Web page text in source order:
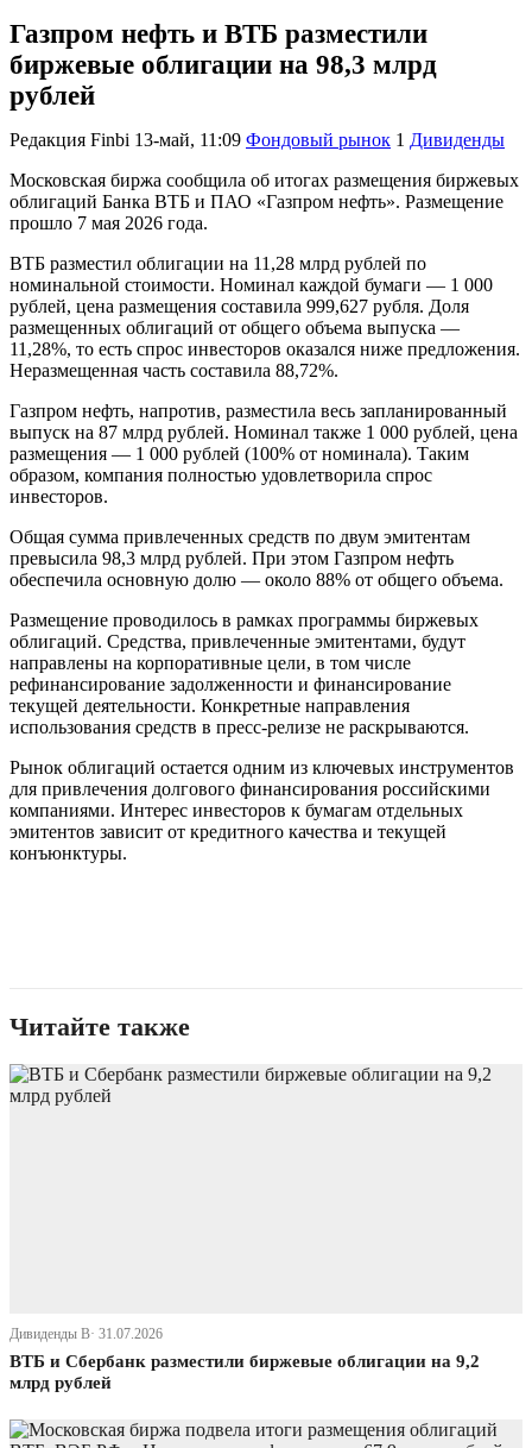
Газпром нефть и ВТБ разместили
биржевые облигации на 98,3 млрд
рублей
Редакция Finbi 13-май, 11:09 Фондовый рынок 1 Дивиденды
Московская биржа сообщила об итогах размещения биржевых
облигаций Банка ВТБ и ПАО «Газпром нефть». Размещение
прошло 7 мая 2026 года.
ВТБ разместил облигации на 11,28 млрд рублей по
номинальной стоимости. Номинал каждой бумаги — 1 000
рублей, цена размещения составила 999,627 рубля. Доля
размещенных облигаций от общего объема выпуска —
11,28%, то есть спрос инвесторов оказался ниже предложения.
Неразмещенная часть составила 88,72%.
Газпром нефть, напротив, разместила весь запланированный
выпуск на 87 млрд рублей. Номинал также 1 000 рублей, цена
размещения — 1 000 рублей (100% от номинала). Таким
образом, компания полностью удовлетворила спрос
инвесторов.
Общая сумма привлеченных средств по двум эмитентам
превысила 98,3 млрд рублей. При этом Газпром нефть
обеспечила основную долю — около 88% от общего объема.
Размещение проводилось в рамках программы биржевых
облигаций. Средства, привлеченные эмитентами, будут
направлены на корпоративные цели, в том числе
рефинансирование задолженности и финансирование
текущей деятельности. Конкретные направления
использования средств в пресс-релизе не раскрываются.
Рынок облигаций остается одним из ключевых инструментов
для привлечения долгового финансирования российскими
компаниями. Интерес инвесторов к бумагам отдельных
эмитентов зависит от кредитного качества и текущей
конъюнктуры.
Читайте также
Дивиденды В· 31.07.2026
ВТБ и Сбербанк разместили биржевые облигации на 9,2
млрд рублей